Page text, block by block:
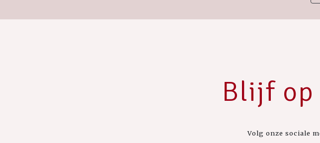
Blijf op
Volg onze sociale